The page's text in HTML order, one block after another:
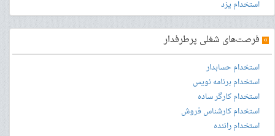
استخدام یزد
» فرصت‌های شغلی پرطرفدار
استخدام حسابدار
استخدام برنامه نویس
استخدام کارگر ساده
استخدام کارشناس فروش
استخدام راننده